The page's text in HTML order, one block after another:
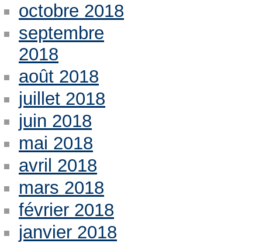
octobre 2018
septembre
2018
août 2018
juillet 2018
juin 2018
mai 2018
avril 2018
mars 2018
février 2018
janvier 2018